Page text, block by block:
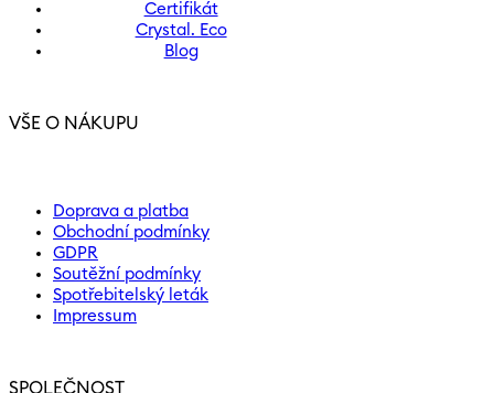
Certifikát
Crystal. Eco
Blog
VŠE O NÁKUPU
Doprava a platba
Obchodní podmínky
GDPR
Soutěžní podmínky
Spotřebitelský leták
Impressum
SPOLEČNOST